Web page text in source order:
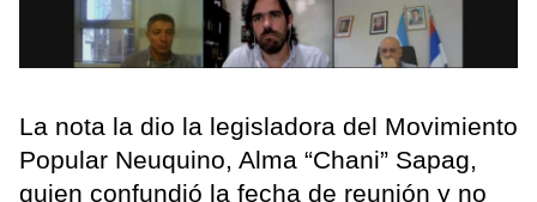
La nota la dio la legisladora del Movimiento
Popular Neuquino, Alma “Chani” Sapag,
quien confundió la fecha de reunión y no